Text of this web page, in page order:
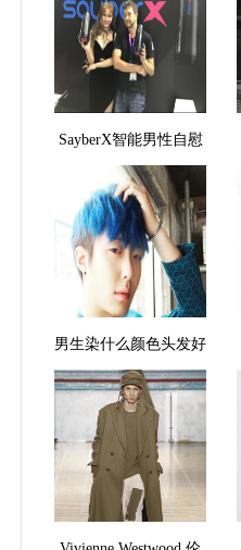
SayberX智能男性自慰
器营造真实触感 远程
控制让距离变美
男生染什么颜色头发好
看 M字刘海深蓝色浅
蓝色很张扬